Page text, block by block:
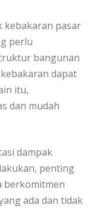
kebakaran pasar
perlu
bangunan
dapat
itu,
dan mudah
dampak
penting
berkomitmen
ada dan tidak